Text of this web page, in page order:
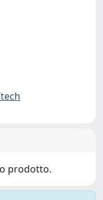
prodotto.